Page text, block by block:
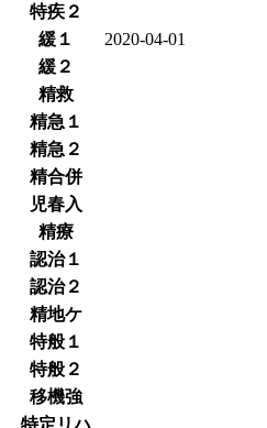
特疾２
緩１
2020-04-01
緩２
精救
精急１
精急２
精合併
児春入
精療
認治１
認治２
精地ケ
特般１
特般２
移機強
特定リハ